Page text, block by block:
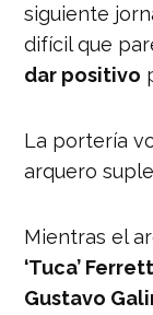
siguiente
difícil que
dar positivo
La portería
arquero
Mientras el
‘Tuca’
Gustavo